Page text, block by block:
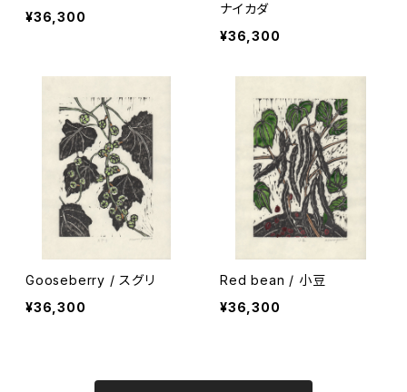
¥36,300
ナイカダ
¥36,300
Gooseberry / スグリ
¥36,300
Red bean / 小豆
¥36,300